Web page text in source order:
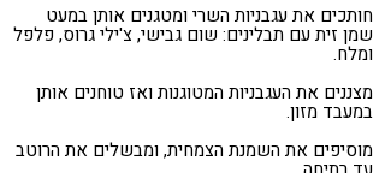
חותכים את עגבניות השרי ומטגנים אותן במעט
שמן זית עם תבלינים: שום גבישי, צ'ילי גרוס, פלפל
ומלח.
מצננים את העגבניות המטוגנות ואז טוחנים אותן
במעבד מזון.
מוסיפים את השמנת הצמחית, ומבשלים את הרוטב